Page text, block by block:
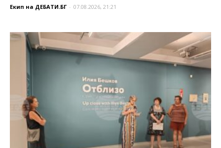
Екип на ДЕБАТИ.БГ - 07.08.2026, 21:21